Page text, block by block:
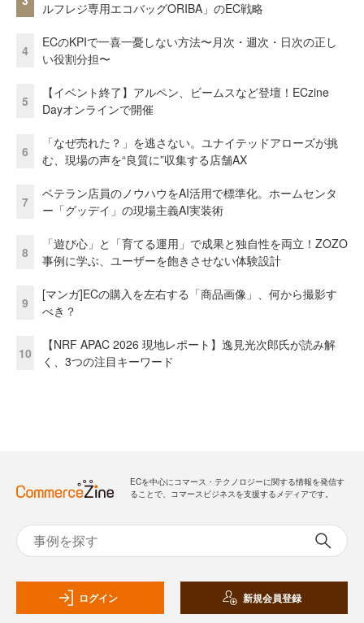
ルフレジ専用エコバッグORIBA」のEC戦略
4
ECのKPIで一喜一憂しない方法〜月次・週次・日次の正し
い役割分担〜
5
【イベント終了】アルペン、ビームスなど登壇！ECzine
Dayオンラインで開催
6
「なぜ売れた？」を逃さない。ユナイテッドアローズが挑
む、現場の声を“良質に”収集する店舗AX
7
ベテラン店員のノウハウをAI活用で標準化。ホームセンタ
ー「グッデイ」の現場主義AI実装術
8
「遊び心」と「育てる運用」で成果と独自性を両立！ZOZO
事例に学ぶ、ユーザーを飽きさせない体験設計
9
[マンガ]ECの購入を左右する「商品画像」、何から撮影す
べき？
10
【NRF APAC 2026 現地レポート】逸見光次郎氏が読み解
く、3つの注目キーワード
ECを中心にコマース・テクノロジーに関する情報を発信す
ることで、コマースビジネスを支援するメディアです。
ログイン 新規会員登録